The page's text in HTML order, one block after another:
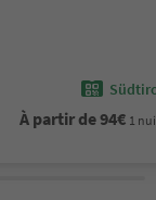
À partir de94€ 1